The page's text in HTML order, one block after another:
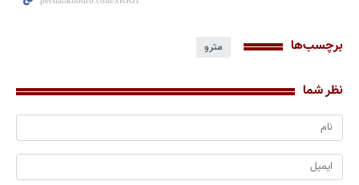
برچسب‌ها مترو
نظر شما